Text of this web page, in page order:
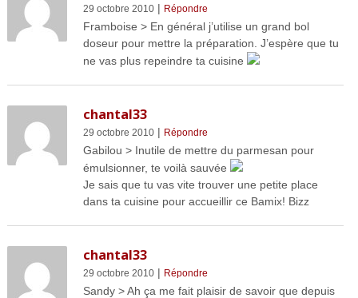
29 octobre 2010| Répondre
Framboise > En général j’utilise un grand bol
doseur pour mettre la préparation. J’espère que tu
ne vas plus repeindre ta cuisine
chantal33
29 octobre 2010| Répondre
Gabilou > Inutile de mettre du parmesan pour
émulsionner, te voilà sauvée
Je sais que tu vas vite trouver une petite place
dans ta cuisine pour accueillir ce Bamix! Bizz
chantal33
29 octobre 2010| Répondre
Sandy > Ah ça me fait plaisir de savoir que depuis